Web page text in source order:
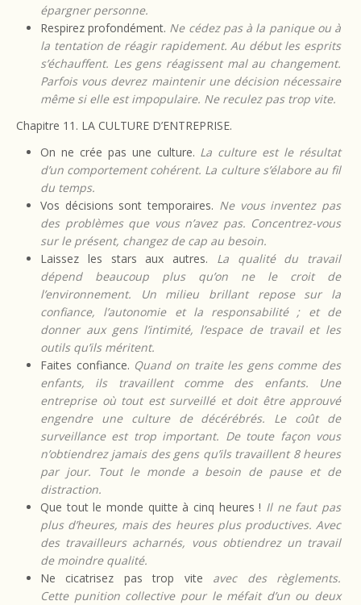
épargner personne.
Respirez profondément. Ne cédez pas à la panique ou à
la tentation de réagir rapidement. Au début les esprits
s’échauffent. Les gens réagissent mal au changement.
Parfois vous devrez maintenir une décision nécessaire
même si elle est impopulaire. Ne reculez pas trop vite.
Chapitre 11. LA CULTURE D’ENTREPRISE.
On ne crée pas une culture. La culture est le résultat
d’un comportement cohérent. La culture s’élabore au fil
du temps.
Vos décisions sont temporaires. Ne vous inventez pas
des problèmes que vous n’avez pas. Concentrez-vous
sur le présent, changez de cap au besoin.
Laissez les stars aux autres. La qualité du travail
dépend beaucoup plus qu’on ne le croit de
l’environnement. Un milieu brillant repose sur la
confiance, l’autonomie et la responsabilité ; et de
donner aux gens l’intimité, l’espace de travail et les
outils qu’ils méritent.
Faites confiance. Quand on traite les gens comme des
enfants, ils travaillent comme des enfants. Une
entreprise où tout est surveillé et doit être approuvé
engendre une culture de décérébrés. Le coût de
surveillance est trop important. De toute façon vous
n’obtiendrez jamais des gens qu’ils travaillent 8 heures
par jour. Tout le monde a besoin de pause et de
distraction.
Que tout le monde quitte à cinq heures ! Il ne faut pas
plus d’heures, mais des heures plus productives. Avec
des travailleurs acharnés, vous obtiendrez un travail
de moindre qualité.
Ne cicatrisez pas trop vite avec des règlements.
Cette punition collective pour le méfait d’un ou deux